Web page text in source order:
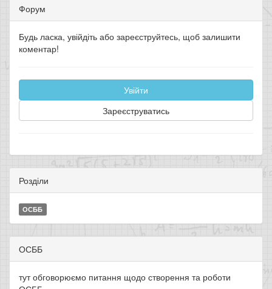
Форум
Будь ласка, увійдіть або зареєструйтесь, щоб залишити
коментар!
Увійти
Зареєструватись
Розділи
ОСББ
ОСББ
тут обговорюємо питання щодо створення та роботи